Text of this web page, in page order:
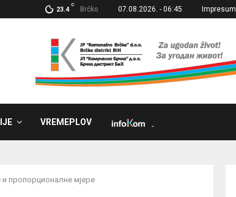
23.4
C
Brčko 07.08.2026. - 06:45 Impresum
VREMEPLOV
пропорционалне мјере